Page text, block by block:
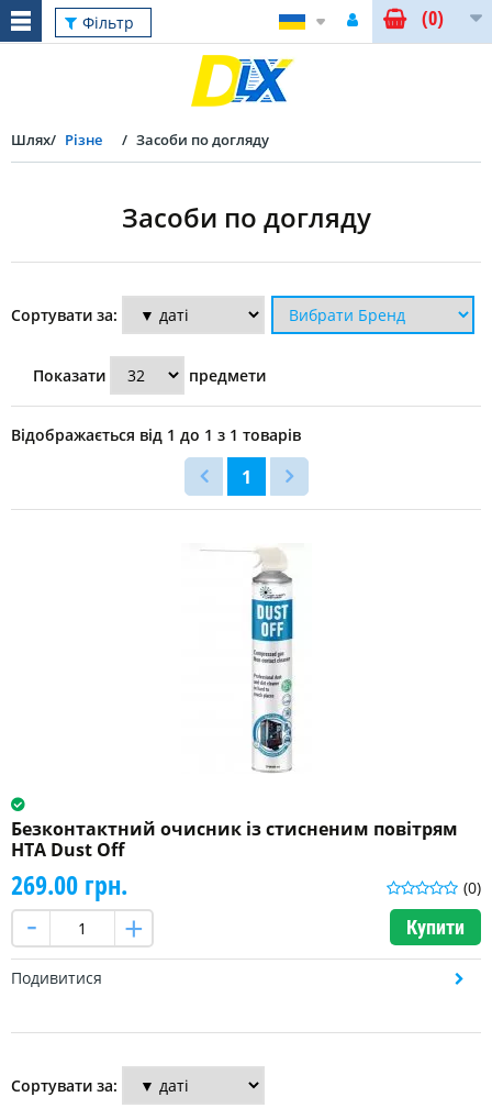
Фільтр (0)
Шлях Різне Засоби по догляду
Засоби по догляду
Бренд
High
Tech
Скинути
Сортувати за:
Показати предмети
Відображається від 1 до 1 з 1 товарів
1
Безконтактний очисник із стисненим повітрям
HTA Dust Off
(0)
269.00 грн.
Купити
Подивитися
Сортувати за: